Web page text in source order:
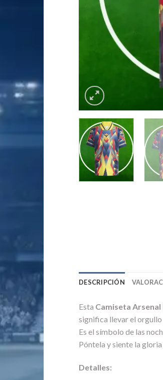
DESCRIPCIÓN
Esta Camiseta
significa llevar el orgullo
Es el símbolo de las
Póntela y siente la
Detalles: